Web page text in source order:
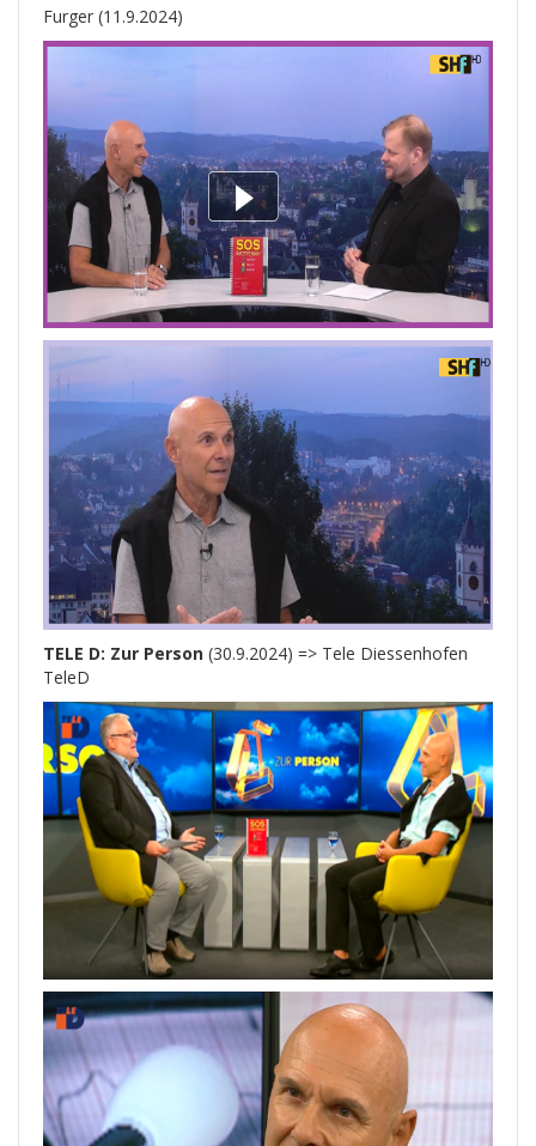
Furger (11.9.2024)
TELE D: Zur Person (30.9.2024) => Tele Diessenhofen
TeleD